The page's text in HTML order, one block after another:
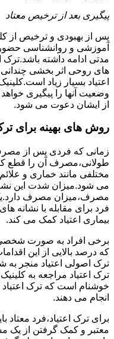
پیگیری بعد از ترخیص معتاد
پس از بهبودی و ترخیص از
آموزشی و روانشناسی حضور
مدتی ادامه داشته باشد.ترک
های روحی اثر بخشی
اعتیاد بسیار زیاد
وضعیت آنها را پیگیری
از ایشان دعوت می شود.
روش های بهینه برای
زمانی که فردی پس از
طولانی،مصرف آن را قطع
مختلفی مانند خماری و
می شود.میزان شدت این
مصرف،میزان مصرف
فرد برای مقابله با نشانه
بیماری اعتیاد کمک می کند.
برخی افراد به صورت شخصی
که درصد بالایی از این
ترک اصولی اعتیاد منجر
ترک اعتیاد مراجعه به
خوشنام است که ترک اعتیاد
انجام می دهند.
برای ترک اعتیاد،فرد معتاد
معتبر و کمک گرفتن از یک